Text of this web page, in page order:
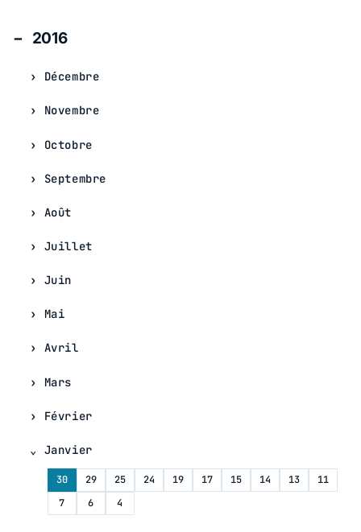
2016
Décembre
Novembre
Octobre
Septembre
Août
Juillet
Juin
Mai
Avril
Mars
Février
Janvier
30 29 25 24 19 17 15 14 13
11
7
6 4